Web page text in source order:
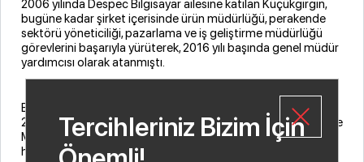
2006 yılında Despec Bilgisayar ailesine katılan Küçükgirgin,
bugüne kadar şirket içerisinde ürün müdürlüğü, perakende
sektörü yöneticiliği, pazarlama ve iş geliştirme müdürlüğü
görevlerini başarıyla yürüterek, 2016 yılı başında genel müdür
yardımcısı olarak atanmıştı.
Emrah Küçükgirgin Kimdir?
2000 yılında İstanbul Teknik Üniversitesi Metalürji ve Malzeme
Mühendisliği bölümünden mezun olan Küçükgirgin, çalışma
hayatına 2004 yılında Dolunay Yazılım'da MRP Danışmanı
Tercihleriniz Bizim İçin